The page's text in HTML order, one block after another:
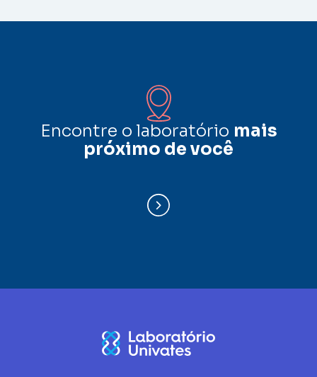
Encontre o laboratório mais
próximo de você